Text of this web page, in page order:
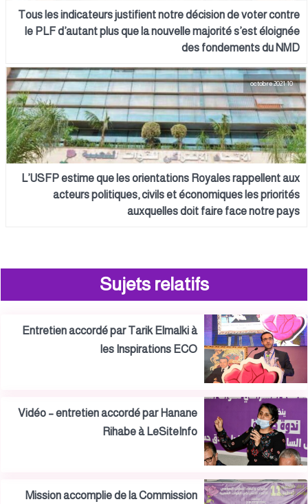
Tous les indicateurs justifient notre décision de voter contre
le PLF d’autant plus que la nouvelle majorité s’est éloignée
des fondements du NMD
10 octobre 2021
L’USFP estime que les orientations Royales rappellent aux
acteurs politiques, civils et économiques les priorités
auxquelles doit faire face notre pays
Sujets relatifs
Entretien accordé par Tarik Elmalki à
les Inspirations ECO
Vidéo – entretien accordé par Hanane
Rihabe à LeSiteInfo
Mission accomplie de la Commission